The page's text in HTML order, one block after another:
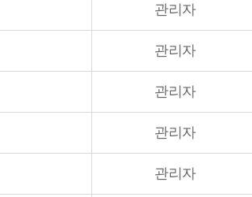
관리자
관리자
관리자
관리자
관리자